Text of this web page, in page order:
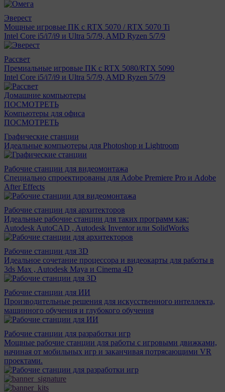
Эверест
Мощные игровые ПК с RTX 5070 / RTX 5070 Ti
Intel Core i5/i7/i9 и Ultra 5/7/9, AMD Ryzen 5/7/9
Рассвет
Премиальные игровые ПК с RTX 5080/RTX 5090
Intel Core i5/i7/i9 и Ultra 5/7/9, AMD Ryzen 5/7/9
Домашние компьютеры
ПОСМОТРЕТЬ
Компьютеры для офиса
ПОСМОТРЕТЬ
Графические станции
Идеальные компьютеры для Photoshop и Lightroom
Рабочие станции для видеомонтажа
Специально спроектированы для Adobe Premiere Pro и Adobe
After Effects
Рабочие станции для архитекторов
Идеальные рабочие станции для таких программ как:
Autodesk AutoCAD , Autodesk Inventor или SolidWorks
Рабочие станции для 3D
Идеальное сочетание процессора и видеокарты для работы в
3ds Max , Autodesk Maya и Cinema 4D
Рабочие станции для ИИ
Производительные решения для искусственного интеллекта,
машинного обучения и глубокого обучения
Рабочие станции для разработки игр
Мощные рабочие станции для работы с игровыми движками,
начиная от мобильных игр и заканчивая потрясающими VR
проектами.